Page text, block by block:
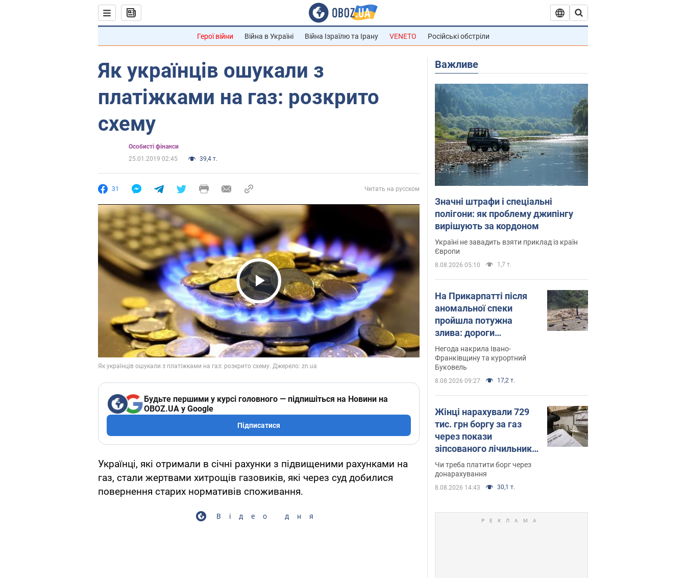
Герої війни Війна в Україні Війна Ізраїлю та Ірану VENETO Російські обстріли
Як українців ошукали з
платіжками на газ: розкрито
схему
Особисті фінанси
25.01.2019 02:45
39,4 т.
31 Читать на русском
Play Video
Будьте першими у курсі головного — підпишіться на Новини на
OBOZ.UA у Google
Підписатися
Українці, які отримали в січні рахунки з підвищеними рахунками на
газ, стали жертвами хитрощів газовиків, які через суд добилися
повернення старих нормативів споживання.
Відео дня
Важливе
Значні штрафи і спеціальні
полігони: як проблему джипінгу
вирішують за кордоном
Україні не завадить взяти приклад із країн
Європи
8.08.2026 05:10 1,7 т.
На Прикарпатті після
аномальної спеки
пройшла потужна
злива: дороги
перетворились на
річки. Відео
Негода накрила Івано-
Франківщину та курортний
Буковель
8.08.2026 09:27 17,2 т.
Жінці нарахували 729
тис. грн боргу за газ
через покази
зіпсованого лічильника:
суддя ухвалив
неочікуване рішення
Чи треба платити борг через
донарахування
8.08.2026 14:43 30,1 т.